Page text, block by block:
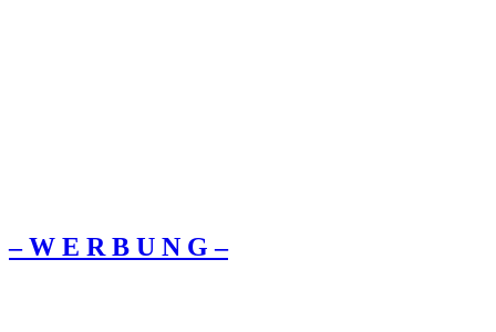
– W Ε R Β U Ν G –